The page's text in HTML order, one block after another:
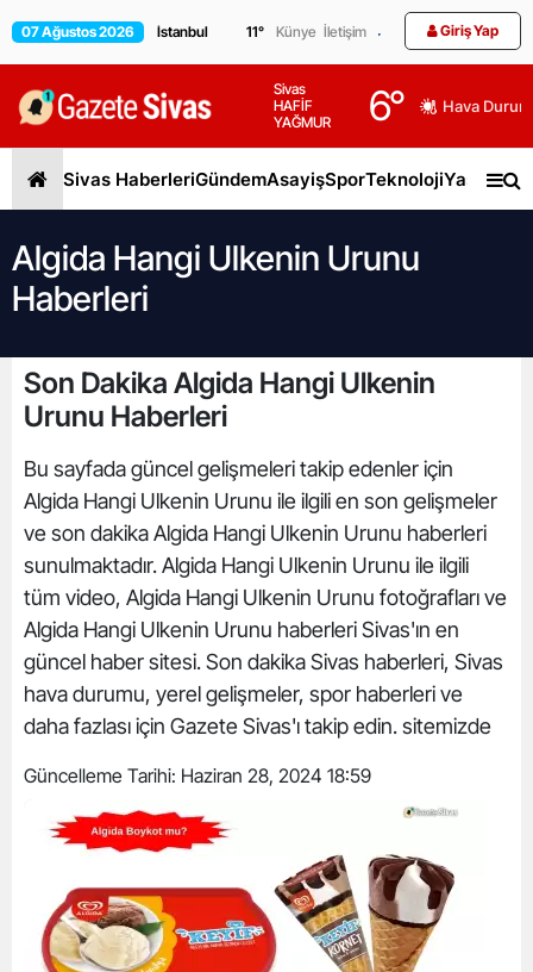
07 Ağustos 2026 11° Künye İletişim Giriş Yap
Sivas
HAFİF
YAĞMUR
6° Hava
Sivas HaberleriGündemAsayişSporTeknolojiYaşam
Algida Hangi Ulkenin Urunu
Haberleri
Son Dakika Algida Hangi Ulkenin
Urunu Haberleri
Bu sayfada güncel gelişmeleri takip edenler için
Algida Hangi Ulkenin Urunu ile ilgili en son gelişmeler
ve son dakika Algida Hangi Ulkenin Urunu haberleri
sunulmaktadır. Algida Hangi Ulkenin Urunu ile ilgili
tüm video, Algida Hangi Ulkenin Urunu fotoğrafları ve
Algida Hangi Ulkenin Urunu haberleri Sivas'ın en
güncel haber sitesi. Son dakika Sivas haberleri, Sivas
hava durumu, yerel gelişmeler, spor haberleri ve
daha fazlası için Gazete Sivas'ı takip edin. sitemizde
Güncelleme Tarihi: Haziran 28, 2024 18:59